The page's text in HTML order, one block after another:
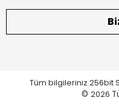
Tüm bilgileriniz 256bit
© 2026